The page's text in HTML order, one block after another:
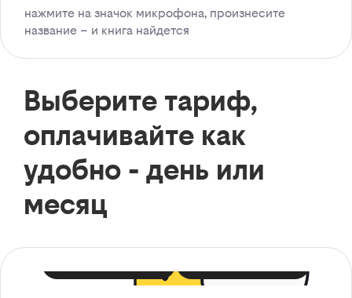
нажмите на значок микрофона, произнесите
название – и книга найдется
Выберите тариф,
оплачивайте как
удобно - день или
месяц